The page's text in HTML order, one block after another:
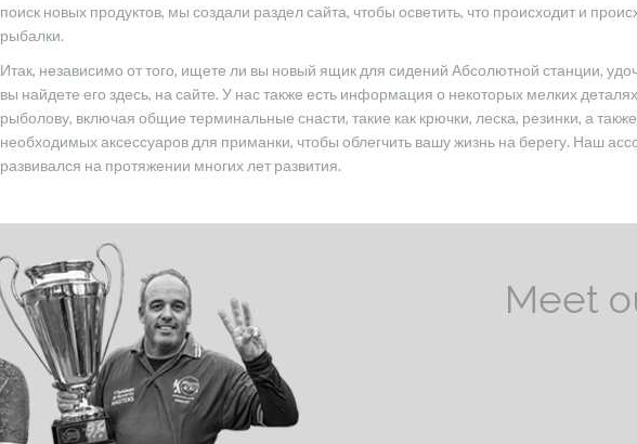
поиск новых продуктов, мы создали раздел сайта, чтобы осветить, что происходит и
рыбалки.
Итак, независимо от того, ищете ли вы новый ящик для сидений Абсолютной станции,
вы найдете его здесь, на сайте. У нас также есть информация о некоторых мелких
рыболову, включая общие терминальные снасти, такие как крючки, леска, резинки, а
необходимых аксессуаров для приманки, чтобы облегчить вашу жизнь на берегу. Наш
развивался на протяжении многих лет развития.
Meet